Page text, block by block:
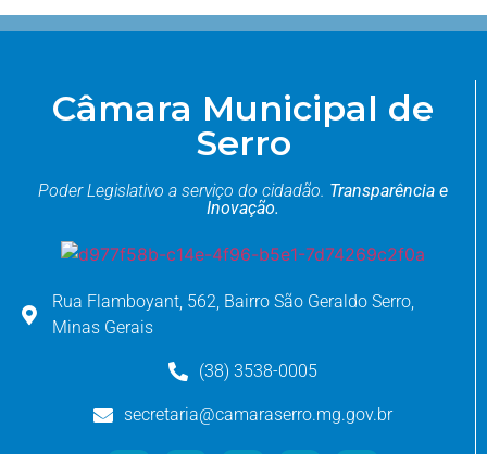
Câmara Municipal de
Serro
Poder Legislativo a serviço do cidadão. Transparência e
Inovação.
Rua Flamboyant, 562, Bairro São Geraldo Serro,
Minas Gerais
(38) 3538-0005
secretaria@camaraserro.mg.gov.br